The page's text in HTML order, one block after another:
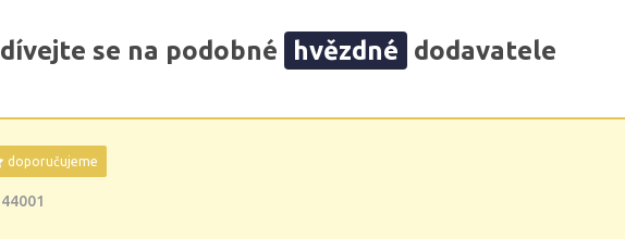
se na podobné hvězdné dodavatele
doporučujeme